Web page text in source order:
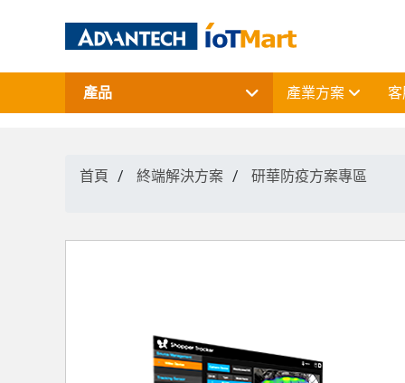
產品 產業方案
終端解決方案
首頁 終端解決方案 研華防疫方案專區